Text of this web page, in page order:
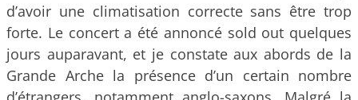
d’avoir une climatisation correcte sans être trop
forte. Le concert a été annoncé sold out quelques
jours auparavant, et je constate aux abords de la
Grande Arche la présence d’un certain nombre